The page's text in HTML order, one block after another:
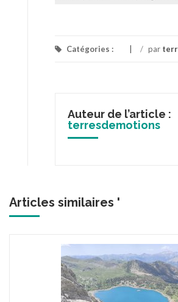
Catégories : / par
Auteur de l’article :
terresdemotions
Articles similaires '